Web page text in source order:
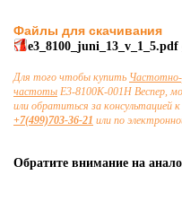
Файлы для скачивания
e3_8100_juni_13_v_1_5.pdf
Для того чтобы купить Частотно-
частоты E3-8100К-001H Веспер,
или обратиться за консультацией
+7(499)703-36-21 или по
Обратите внимание на